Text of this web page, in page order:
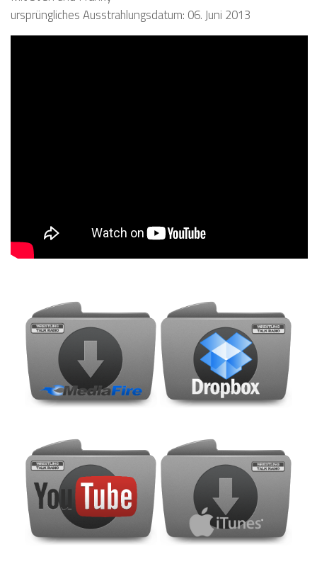
ursprüngliches Ausstrahlungsdatum: 06. Juni 2013